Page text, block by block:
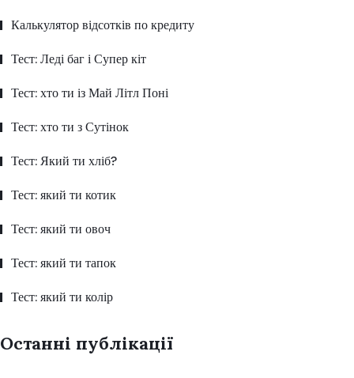
Калькулятор відсотків по кредиту
Тест: Леді баг і Супер кіт
Тест: хто ти із Май Літл Поні
Тест: хто ти з Сутінок
Тест: Який ти хліб?
Тест: який ти котик
Тест: який ти овоч
Тест: який ти тапок
Тест: який ти колір
Останні публікації